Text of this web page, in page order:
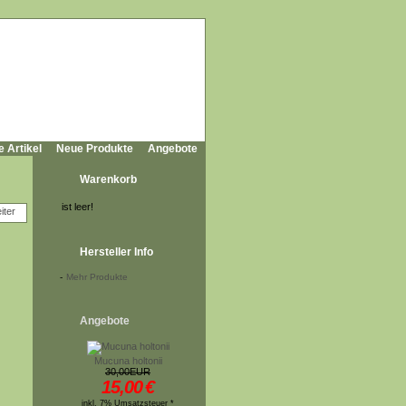
Artikel Neue Produkte Angebote
Warenkorb
ist leer!
Hersteller Info
- Mehr Produkte
Angebote
Mucuna holtonii
30,00EUR
15,00€
inkl. 7% Umsatzsteuer *